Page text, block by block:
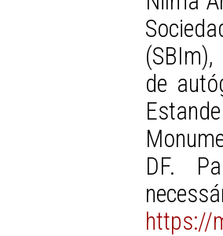
de
DF.
https://